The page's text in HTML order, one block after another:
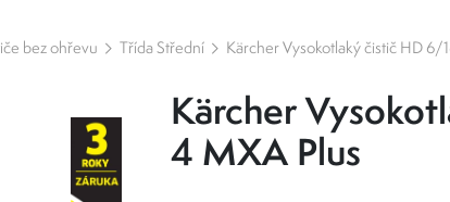
bez ohřevu Třída Střední Kärcher Vysokotlaký čistič HD 6/
Kärcher
4 MXA Plus